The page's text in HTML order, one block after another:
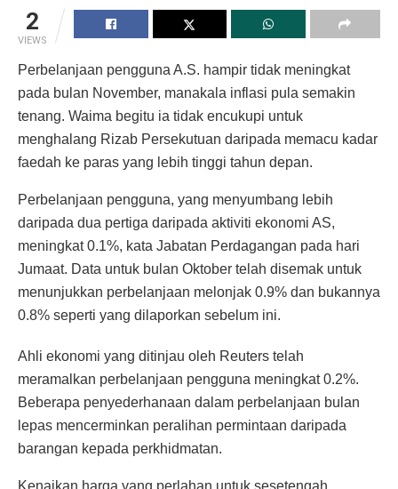
2
VIEWS
Perbelanjaan pengguna A.S. hampir tidak meningkat
pada bulan November, manakala inflasi pula semakin
tenang. Waima begitu ia tidak encukupi untuk
menghalang Rizab Persekutuan daripada memacu kadar
faedah ke paras yang lebih tinggi tahun depan.
Perbelanjaan pengguna, yang menyumbang lebih
daripada dua pertiga daripada aktiviti ekonomi AS,
meningkat 0.1%, kata Jabatan Perdagangan pada hari
Jumaat. Data untuk bulan Oktober telah disemak untuk
menunjukkan perbelanjaan melonjak 0.9% dan bukannya
0.8% seperti yang dilaporkan sebelum ini.
Ahli ekonomi yang ditinjau oleh Reuters telah
meramalkan perbelanjaan pengguna meningkat 0.2%.
Beberapa penyederhanaan dalam perbelanjaan bulan
lepas mencerminkan peralihan permintaan daripada
barangan kepada perkhidmatan.
Kenaikan harga yang perlahan untuk sesetengah